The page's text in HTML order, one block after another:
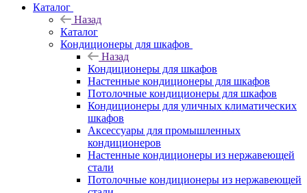
Каталог
Назад
Каталог
Кондиционеры для шкафов
Назад
Кондиционеры для шкафов
Настенные кондиционеры для шкафов
Потолочные кондиционеры для шкафов
Кондиционеры для уличных климатических
шкафов
Аксессуары для промышленных
кондиционеров
Настенные кондиционеры из нержавеющей
стали
Потолочные кондиционеры из нержавеющей